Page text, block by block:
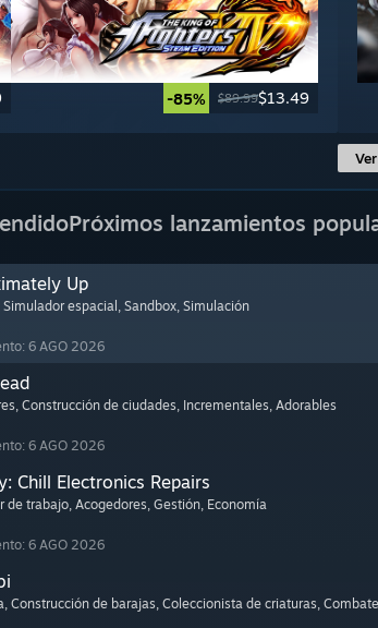
-85% $89.99$13.49
Próximos lanzamientos
Up
Simulador espacial , Sandbox, Simulación
6 AGO 2026
, Construcción de ciudades, Incrementales, Adorables
6 AGO 2026
Chill Electronics Repairs
de trabajo, Acogedores, Gestión, Economía
6 AGO 2026
, Construcción de barajas, Coleccionista de criaturas, Combate